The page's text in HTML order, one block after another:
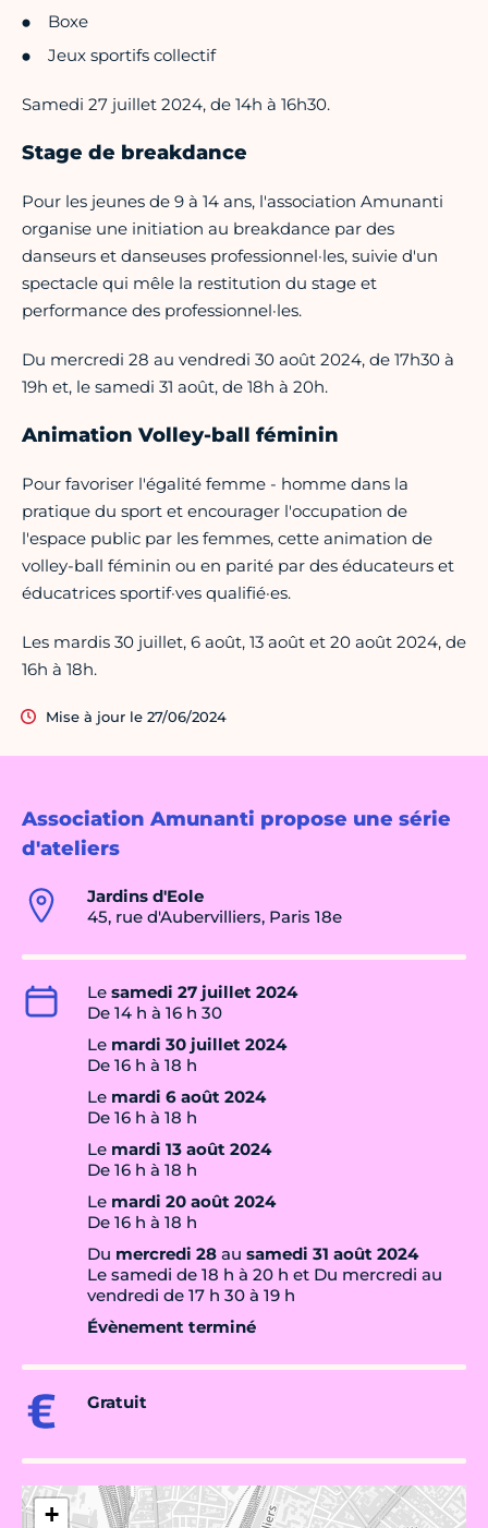
Association Amunanti propose une série
d'ateliers
Jardins d'Eole
45, rue d'Aubervilliers, Paris 18e
Le samedi 27 juillet 2024
De 14 h à 16 h 30
Le mardi 30 juillet 2024
De 16 h à 18 h
Le mardi 6 août 2024
De 16 h à 18 h
Le mardi 13 août 2024
De 16 h à 18 h
Le mardi 20 août 2024
De 16 h à 18 h
Du mercredi 28 au samedi 31 août 2024
Le samedi de 18 h à 20 h et Du mercredi au
vendredi de 17 h 30 à 19 h
Évènement terminé
Gratuit
+
Boxe
Jeux sportifs collectif
Samedi 27 juillet 2024, de 14h à 16h30.
Stage de breakdance
Pour les jeunes de 9 à 14 ans, l'association Amunanti
organise une initiation au breakdance par des
danseurs et danseuses professionnel·les, suivie d'un
spectacle qui mêle la restitution du stage et
performance des professionnel·les.
Du mercredi 28 au vendredi 30 août 2024, de 17h30 à
19h et, le samedi 31 août, de 18h à 20h.
Animation Volley-ball féminin
Pour favoriser l'égalité femme - homme dans la
pratique du sport et encourager l'occupation de
l'espace public par les femmes, cette animation de
volley-ball féminin ou en parité par des éducateurs et
éducatrices sportif·ves qualifié·es.
Les mardis 30 juillet, 6 août, 13 août et 20 août 2024, de
16h à 18h.
Mise à jour le 27/06/2024